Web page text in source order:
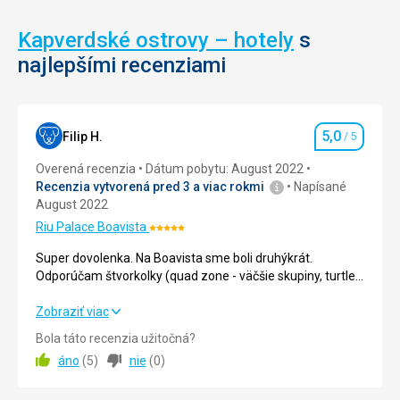
Kapverdské ostrovy – hotely s
najlepšími recenziami
Filip H. Hodnotenie
5,0 / 5
Overená recenzia
Dátum pobytu: August 2022
Recenzia vytvorená pred 3 a viac rokmi
Napísané
August 2022
Riu Palace BoavistaHodnotenie:
5/5
Super dovolenka. Na Boavista sme boli druhýkrát.
Odporúčam štvorkolky (quad zone - väčšie skupiny, turtle
krajina s unikátnymi scenériami a priateľskými ľuďmi.
Super dovolenka. Na Boavista sme boli druhýkrát.
rents - privátnejšie, lepšie štvorkolky) Je to rozmanitá
krajina s unikátnymi scenériami a priateľskými ľuďmi.
Zobraziť viac
Bola táto recenzia užitočná?
áno (5) nie (0)